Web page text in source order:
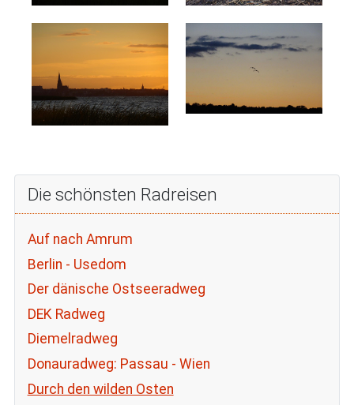
Die schönsten Radreisen
Auf nach Amrum
Berlin - Usedom
Der dänische Ostseeradweg
DEK Radweg
Diemelradweg
Donauradweg: Passau - Wien
Durch den wilden Osten